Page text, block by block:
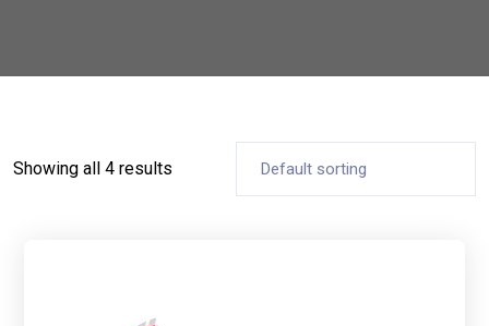
Showing all 4 results